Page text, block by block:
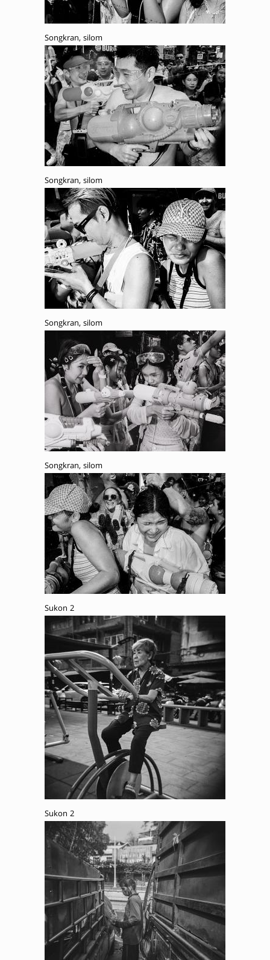
Songkran, silom
Songkran, silom
Songkran, silom
Songkran, silom
Sukon 2
Sukon 2